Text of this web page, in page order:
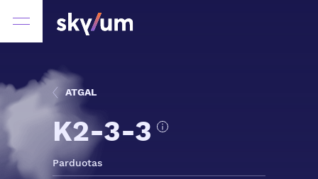
ATGAL
K2-3-3
Parduotas